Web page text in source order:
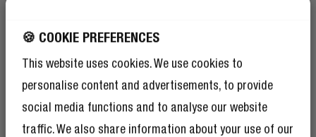
🍪 COOKIE PREFERENCES
This website uses cookies. We use cookies to
personalise content and advertisements, to provide
social media functions and to analyse our website
traffic. We also share information about your use of our